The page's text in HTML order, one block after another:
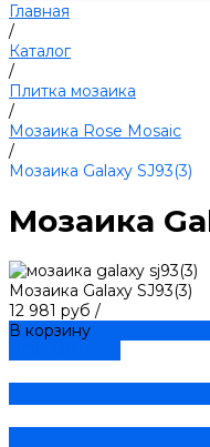
Главная
/
Каталог
/
Плитка мозаика
/
Мозаика Rose Mosaic
/
Мозаика Galaxy SJ93(3)
Мозаика
Мозаика Galaxy SJ93(3)
12 981 руб /
В корзину